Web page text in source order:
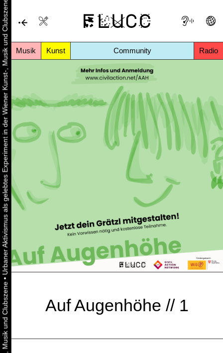
Musik Kunst Community Radio
•
Urbaner Aktivismus als gelebtes Experiment in der Wiener Kunst-, Musik und Clubszene
Auf Augenhöhe // 1